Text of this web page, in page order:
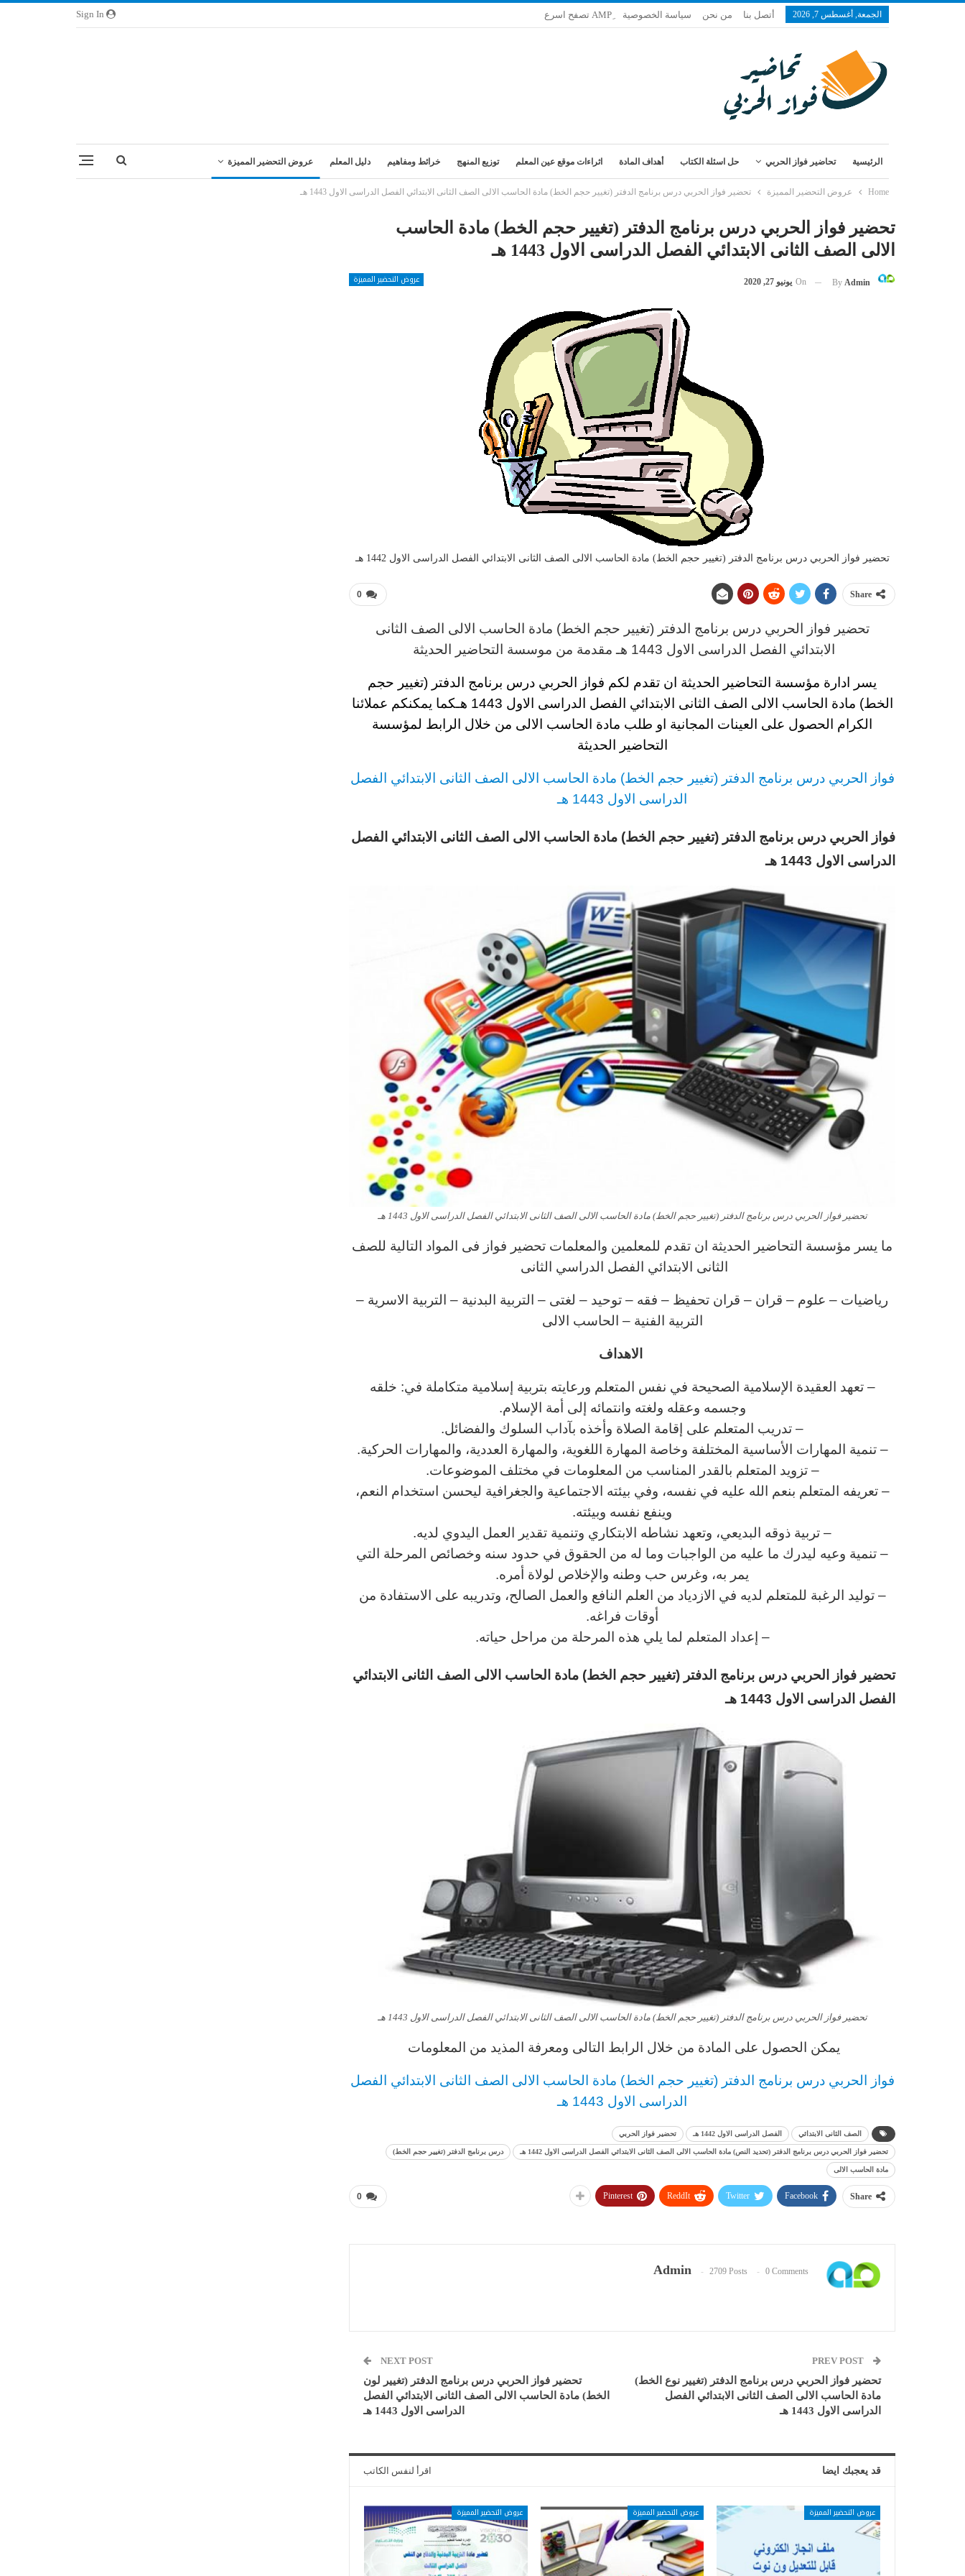
الجمعة, أغسطس 7, 2026 أتصل بنا من نحن سياسة الخصوصية
الرئيسية تحاضير فواز الحربي حل اسئلة الكتاب أهداف المادة اثراءات موقع عين المعلم توزيع المنهج خرائط ومفاهيم دليل المعلم عروض التحضير المميزة
Home عروض التحضير المميزة تحضير فواز الحربي درس برنامج الدفتر (تغيير حجم الخط) مادة الحاسب الالى الصف الثانى الابتدائي الفصل الدراسى الاول 1443 هـ
تحضير فواز الحربي درس برنامج الدفتر (تغيير حجم الخط) مادة الحاسب
الالى الصف الثانى الابتدائي الفصل الدراسى الاول 1443 هـ
عروض التحضير المميزة By Admin
On يونيو 27, 2020
تحضير فواز الحربي درس برنامج الدفتر (تغيير حجم الخط) مادة الحاسب الالى الصف الثانى الابتدائي الفصل الدراسى الاول 1442 هـ
0 Share
تحضير فواز الحربي درس برنامج الدفتر (تغيير حجم الخط) مادة الحاسب الالى الصف الثانى
الابتدائي الفصل الدراسى الاول 1443 هـ
مقدمة من موسسة التحاضير الحديثة
يسر ادارة مؤسسة التحاضير الحديثة ان تقدم لكم فواز الحربي درس برنامج الدفتر (تغيير حجم
الخط) مادة الحاسب الالى
الصف الثانى الابتدائي الفصل الدراسى الاول 1443 هـ
كما يمكنكم عملائنا
الكرام الحصول على العينات المجانية او طلب مادة الحاسب الالى من خلال الرابط لمؤسسة
التحاضير الحديثة
فواز الحربي درس برنامج الدفتر (تغيير حجم الخط) مادة الحاسب الالى الصف الثانى الابتدائي الفصل
الدراسى الاول 1443 هـ
فواز الحربي درس برنامج الدفتر (تغيير حجم الخط) مادة الحاسب الالى الصف الثانى الابتدائي الفصل
الدراسى الاول 1443 هـ
تحضير فواز الحربي درس برنامج الدفتر (تغيير حجم الخط) مادة الحاسب الالى الصف الثانى الابتدائي الفصل الدراسى الاول 1443 هـ
ما يسر مؤسسة التحاضير الحديثة ان تقدم للمعلمين والمعلمات تحضير فواز فى المواد التالية للصف
الثانى الابتدائي الفصل الدراسي الثانى
رياضيات – علوم – قران – قران تحفيظ – فقه – توحيد – لغتى – التربية البدنية – التربية الاسرية –
التربية الفنية – الحاسب الالى
الاهداف
– تعهد العقيدة الإسلامية الصحيحة في نفس المتعلم ورعايته بتربية إسلامية متكاملة في: خلقه
وجسمه وعقله ولغته وانتمائه إلى أمة الإسلام.
– تدريب المتعلم على إقامة الصلاة وأخذه بآداب السلوك والفضائل.
– تنمية المهارات الأساسية المختلفة وخاصة المهارة اللغوية، والمهارة العددية، والمهارات الحركية.
– تزويد المتعلم بالقدر المناسب من المعلومات في مختلف الموضوعات.
– تعريفه المتعلم بنعم الله عليه في نفسه، وفي بيئته الاجتماعية والجغرافية ليحسن استخدام النعم،
وينفع نفسه وبيئته.
– تربية ذوقه البديعي، وتعهد نشاطه الابتكاري وتنمية تقدير العمل اليدوي لديه.
– تنمية وعيه ليدرك ما عليه من الواجبات وما له من الحقوق في حدود سنه وخصائص المرحلة التي
يمر به، وغرس حب وطنه والإخلاص لولاة أمره.
– توليد الرغبة للمتعلم لديه في الازدياد من العلم النافع والعمل الصالح، وتدريبه على الاستفادة من
أوقات فراغه.
– إعداد المتعلم لما يلي هذه المرحلة من مراحل حياته.
تحضير فواز الحربي درس برنامج الدفتر (تغيير حجم الخط) مادة الحاسب الالى الصف الثانى الابتدائي
الفصل الدراسى الاول 1443 هـ
تحضير فواز الحربي درس برنامج الدفتر (تغيير حجم الخط) مادة الحاسب الالى الصف الثانى الابتدائي الفصل الدراسى الاول 1443 هـ
يمكن الحصول على المادة من خلال الرابط التالى ومعرفة المذيد من المعلومات
فواز الحربي درس برنامج الدفتر (تغيير حجم الخط) مادة الحاسب الالى الصف الثانى الابتدائي الفصل
الدراسى الاول 1443 هـ
الصف الثانى الابتدائي الفصل الدراسى الاول 1442 هـ تحضير فواز الحربي
تحضير فواز الحربي درس برنامج الدفتر (تحديد النص) مادة الحاسب الالى الصف الثانى الابتدائي الفصل الدراسى الاول 1442 هـ درس برنامج الدفتر (تغيير حجم الخط)
مادة الحاسب الالى
0 Share
Facebook
Twitter
ReddIt
Pinterest
Admin 2709 Posts 0 Comments
تحضير فواز الحربي درس برنامج الدفتر (تغيير نوع الخط)
مادة الحاسب الالى الصف الثانى الابتدائي الفصل
الدراسى الاول 1443 هـ
NEXT POST
تحضير فواز الحربي درس برنامج الدفتر (تغيير لون
الخط) مادة الحاسب الالى الصف الثانى الابتدائي الفصل
الدراسى الاول 1443 هـ
قد يعجبك ايضا اقرأ لنفس الكاتب
عروض التحضير المميزة عروض التحضير المميزة عروض التحضير المميزة